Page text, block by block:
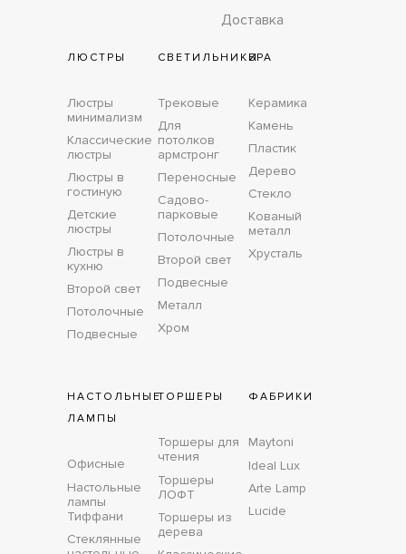
Доставка
ЛЮСТРЫ
Люстры
минимализм
Классические
люстры
Люстры в
гостиную
Детские
люстры
Люстры в
кухню
Второй свет
Потолочные
Подвесные
СВЕТИЛЬНИКИ
Трековые
Для
потолков
армстронг
Переносные
Садово-
парковые
Потолочные
Второй свет
Подвесные
Металл
Хром
БРА
Керамика
Камень
Пластик
Дерево
Стекло
Кованый
металл
Хрусталь
НАСТОЛЬНЫЕ
ЛАМПЫ
Офисные
Настольные
лампы
Тиффани
Стеклянные
ТОРШЕРЫ
Торшеры для
чтения
Торшеры
ЛОФТ
Торшеры из
дерева
ФАБРИКИ
Maytoni
Ideal Lux
Arte Lamp
Lucide